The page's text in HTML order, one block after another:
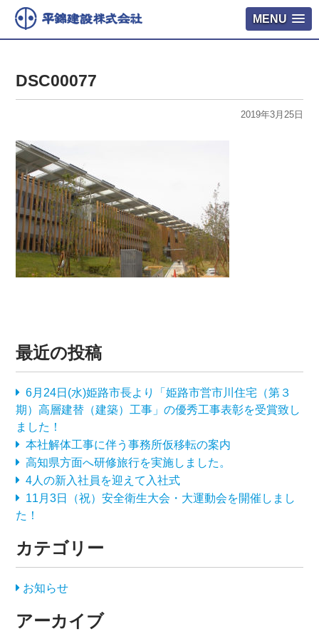
MENU
DSC00077
2019年3月25日
最近の投稿
6月24日(水)姫路市長より「姫路市営市川住宅（第３
期）高層建替（建築）工事」の優秀工事表彰を受賞致し
ました！
本社解体工事に伴う事務所仮移転の案内
高知県方面へ研修旅行を実施しました。
4人の新入社員を迎えて入社式
11月3日（祝）安全衛生大会・大運動会を開催しまし
た！
カテゴリー
お知らせ
アーカイブ